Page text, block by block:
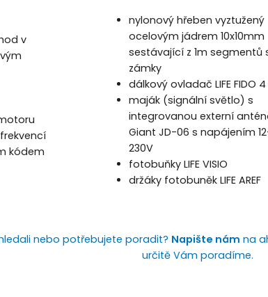
v
kódem
nylonový hřeben vyztužený
ocelovým jádrem 10x10mm
sestávající z 1m segmentů
zámky
dálkový ovladač LIFE FIDO 4
maják (signální světlo) s
integrovanou externí
Giant JD-06 s napájením
230V
fotobuňky LIFE VISIO
držáky fotobuněk LIFE AREF
nebo potřebujete poradit? Napište nám na
určitě Vám poradíme.